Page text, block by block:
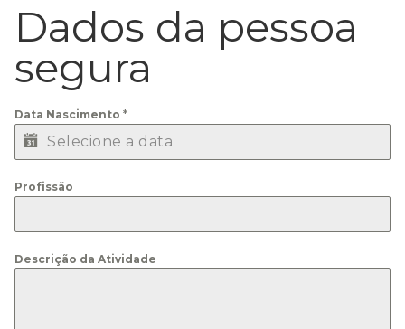
Dados da pessoa
segura
Data Nascimento *
Profissão
Descrição da Atividade